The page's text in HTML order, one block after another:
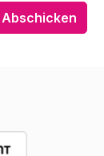
Abschicken